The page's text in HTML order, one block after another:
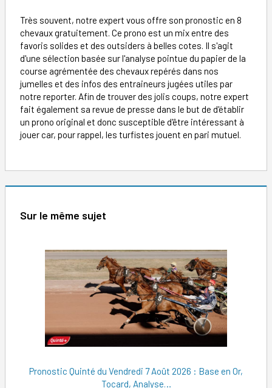
Très souvent, notre expert vous offre son pronostic en 8
chevaux gratuitement. Ce prono est un mix entre des
favoris solides et des outsiders à belles cotes. Il s'agit
d'une sélection basée sur l'analyse pointue du papier de la
course agrémentée des chevaux repérés dans nos
jumelles et des infos des entraineurs jugées utiles par
notre reporter. Afin de trouver des jolis coups, notre expert
fait également sa revue de presse dans le but de d'établir
un prono original et donc susceptible d'être intéressant à
jouer car, pour rappel, les turfistes jouent en pari mutuel.
Sur le même sujet
Pronostic Quinté du Vendredi 7 Août 2026 : Base en Or,
Tocard, Analyse…